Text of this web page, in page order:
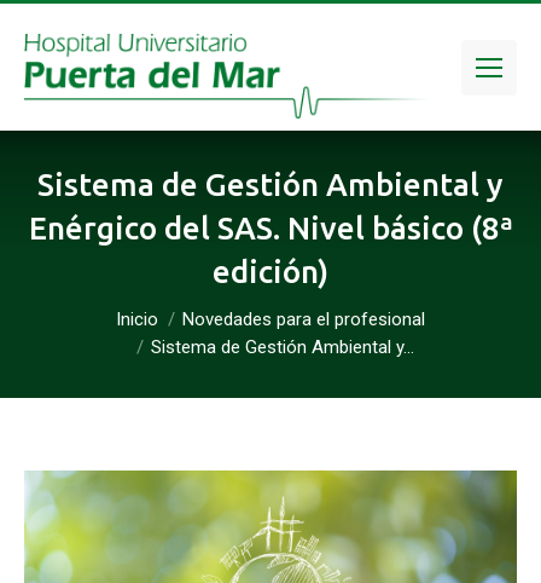
Sistema de Gestión Ambiental y
Enérgico del SAS. Nivel básico (8ª
edición)
Inicio
Novedades para el profesional
Sistema de Gestión Ambiental y…